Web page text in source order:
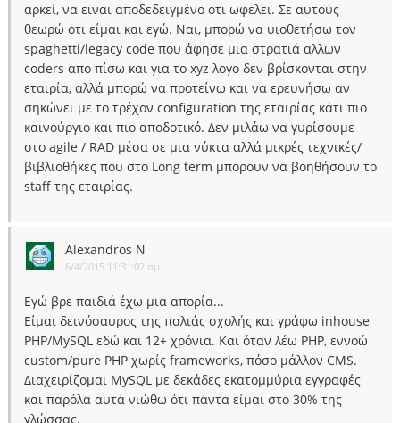
αρκεί, να ειναι αποδεδειγμένο οτι ωφελει. Σε αυτούς
θεωρώ οτι είμαι και εγώ. Ναι, μπορώ να υιοθετήσω τον
spaghetti/legacy code που άφησε μια στρατιά αλλων
coders απο πίσω και για το xyz λογο δεν βρίσκονται στην
εταιρία, αλλά μπορώ να προτείνω και να ερευνήσω αν
σηκώνει με το τρέχον configuration της εταιρίας κάτι πιο
καινούργιο και πιο αποδοτικό. Δεν μιλάω να γυρίσουμε
στο agile / RAD μέσα σε μια νύκτα αλλά μικρές τεχνικές/
βιβλιοθήκες που στο Long term μπορουν να βοηθήσουν το
staff της εταιρίας.
Alexandros N
6/4/2015 11:31:02 πμ
Εγώ βρε παιδιά έχω μια απορία...
Είμαι δεινόσαυρος της παλιάς σχολής και γράφω inhouse
PHP/MySQL εδώ και 12+ χρόνια. Και όταν λέω PHP, εννοώ
custom/pure PHP χωρίς frameworks, πόσο μάλλον CMS.
Διαχειρίζομαι ΜySQL με δεκάδες εκατομμύρια εγγραφές
και παρόλα αυτά νιώθω ότι πάντα είμαι στο 30% της
γλώσσας.